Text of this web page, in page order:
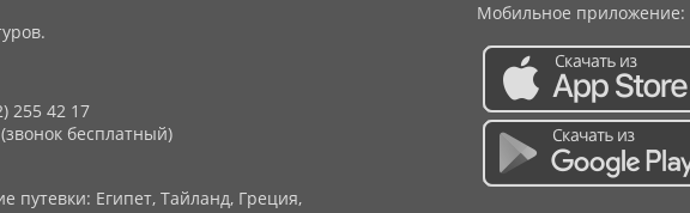
255 42 17
бесплатный)
путевки: Египет, Тайланд, Греция,
Мобильное приложение: